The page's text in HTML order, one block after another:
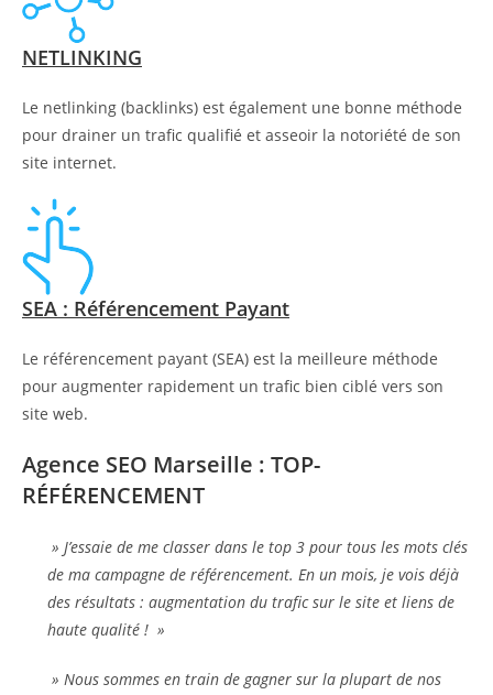
NETLINKING
Le netlinking (backlinks) est également une bonne méthode
pour drainer un trafic qualifié et asseoir la notoriété de son
site internet.
SEA : Référencement Payant
Le référencement payant (SEA) est la meilleure méthode
pour augmenter rapidement un trafic bien ciblé vers son
site web.
Agence SEO Marseille : TOP-
RÉFÉRENCEMENT
» J’essaie de me classer dans le top 3 pour tous les mots clés
de ma campagne de référencement. En un mois, je vois déjà
des résultats : augmentation du trafic sur le site et liens de
haute qualité ! »
» Nous sommes en train de gagner sur la plupart de nos